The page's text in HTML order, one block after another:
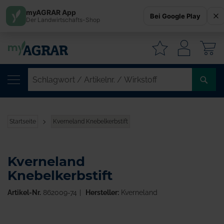
Startseite Kverneland Knebelkerbstift
Kverneland
Knebelkerbstift
Artikel-Nr. 862009-74 Hersteller:Kverneland
myAGRAR App
Der Landwirtschafts-Shop Bei Google Play